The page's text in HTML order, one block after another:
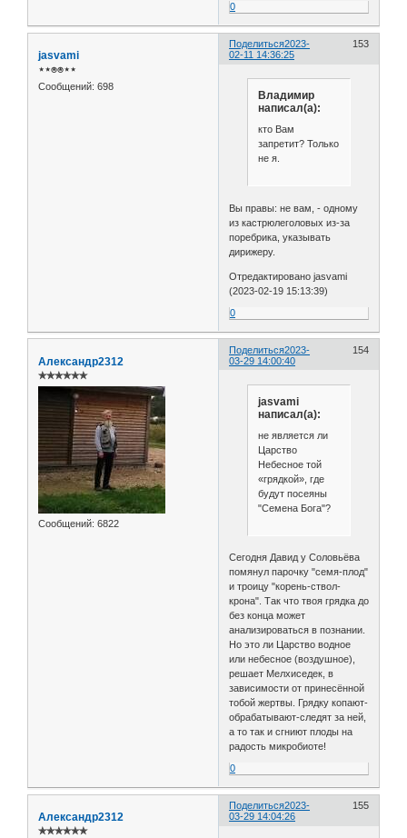
0
Поделиться 153
2023-
02-11 14:36:25
jasvami
⋆⋆⍟⍟⋆⋆
Сообщений: 698
Владимир
написал(а):
кто Вам
запретит? Только
не я.
Вы правы: не вам, - одному
из кастрюлеголовых из-за
поребрика, указывать
дирижеру.
Отредактировано jasvami
(2023-02-19 15:13:39)
0
Поделиться 154
2023-
03-29 14:00:40
Александр2312
✯✯✯✯✯✯
Сообщений: 6822
jasvami
написал(а):
не является ли
Царство
Небесное той
«грядкой», где
будут посеяны
"Семена Бога"?
Сегодня Давид у Соловьёва
помянул парочку "семя-плод"
и троицу "корень-ствол-
крона". Так что твоя грядка до
без конца может
анализироваться в познании.
Но это ли Царство водное
или небесное (воздушное),
решает Мелхиседек, в
зависимости от принесённой
тобой жертвы. Грядку копают-
обрабатывают-следят за ней,
а то так и сгниют плоды на
радость микробиоте!
0
Поделиться 155
2023-
03-29 14:04:26
Александр2312
✯✯✯✯✯✯